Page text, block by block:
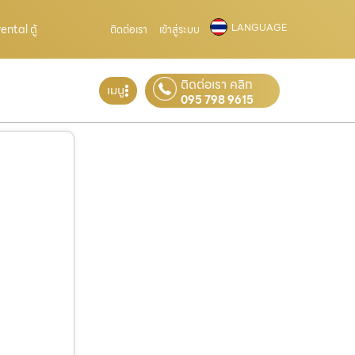
ตู้ ติดต่อเรา เข้าสู่ระบบ LANGUAGE
เมนู ติดต่อเรา คลิก
095 798 9615